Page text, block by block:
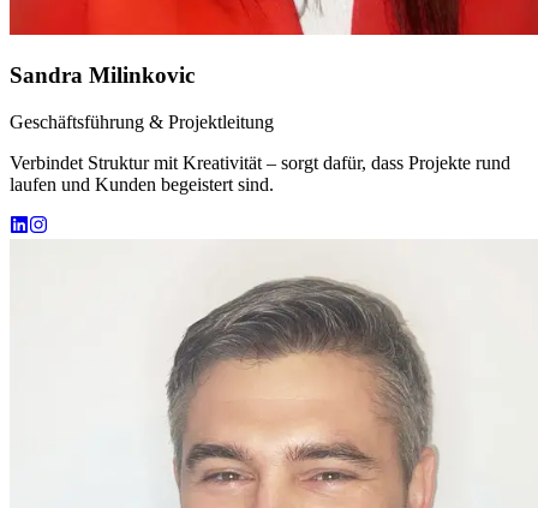
Sandra Milinkovic
Geschäftsführung & Projektleitung
Verbindet Struktur mit Kreativität – sorgt dafür, dass Projekte rund
laufen und Kunden begeistert sind.